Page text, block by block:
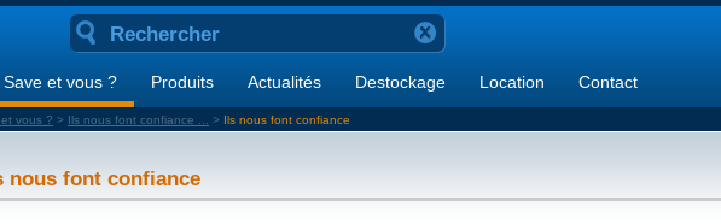
Save et vous ? Produits Actualités Destockage Location Contact
vous ? > Ils nous font confiance ... > Ils nous font confiance
nous font confiance